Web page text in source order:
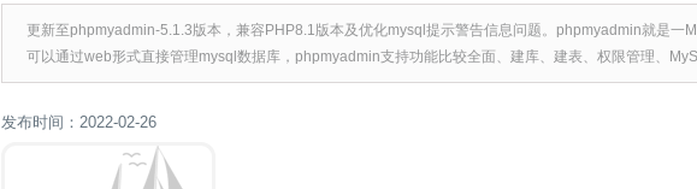
更新至phpmyadmin-5.1.3版本，兼容PHP8.1版本及优化mysql提示警告信息问题。phpmyadmin就是一
可以通过web形式直接管理mysql数据库，phpmyadmin支持功能比较全面、建库、建表、权限管理、
发布时间：2022-02-26